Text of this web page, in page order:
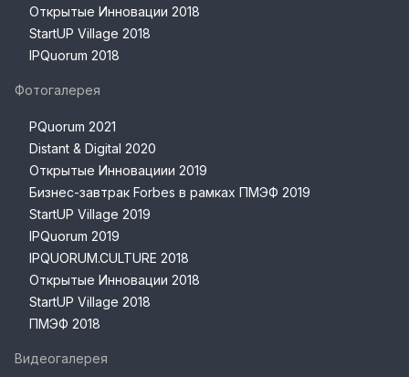
Открытые Инновации 2018
StartUP Village 2018
IPQuorum 2018
Фотогалерея
PQuorum 2021
Distant & Digital 2020
Открытые Инновациии 2019
Бизнес-завтрак Forbes в рамках ПМЭФ 2019
StartUP Village 2019
IPQuorum 2019
IPQUORUM.CULTURE 2018
Открытые Инновации 2018
StartUP Village 2018
ПМЭФ 2018
Видеогалерея